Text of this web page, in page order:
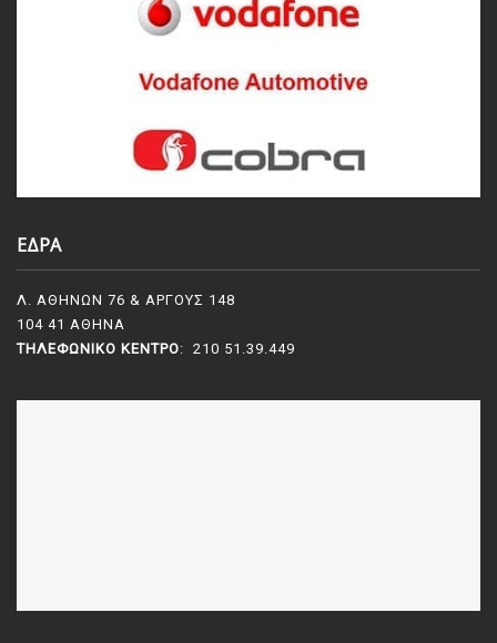
ΕΔΡΑ
Λ. ΑΘΗΝΩΝ 76 & ΑΡΓΟΥΣ 148
104 41 ΑΘΗΝΑ
ΤΗΛΕΦΩΝΙΚΌ ΚΈΝΤΡΟ: 210 51.39.449